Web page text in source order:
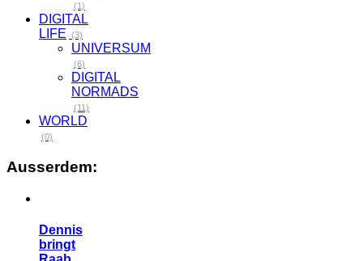
(1)
DIGITAL
LIFE (3)
UNIVERSUM
(6)
DIGITAL
NORMADS
(11)
WORLD
(0)
Ausserdem:
Dennis
bringt